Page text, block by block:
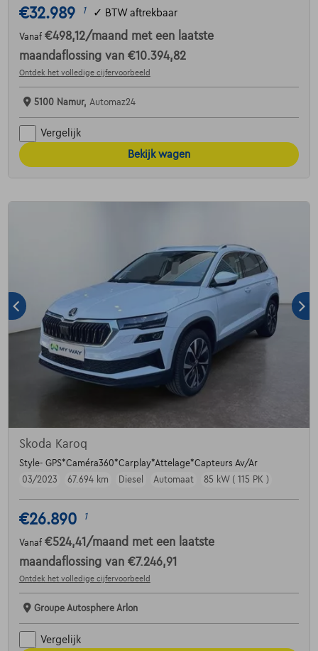
€32.989 1 ✓ BTW aftrekbaar
Vanaf €498,12/maand met een laatste
maandaflossing van €10.394,82
Ontdek het volledige cijfervoorbeeld
5100 Namur, Automaz24
Vergelijk
Bekijk wagen
Skoda Karoq
Style- GPS*Caméra360*Carplay*Attelage*Capteurs Av/Ar
03/2023
67.694 km Diesel Automaat 85 kW ( 115 PK )
€26.890 1
Vanaf €524,41 /maand met een laatste
maandaflossing van €7.246,91
Ontdek het volledige cijfervoorbeeld
Groupe Autosphere Arlon
Vergelijk